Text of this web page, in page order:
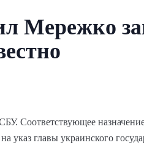
Мережко
Соответствующее
указ главы украинского